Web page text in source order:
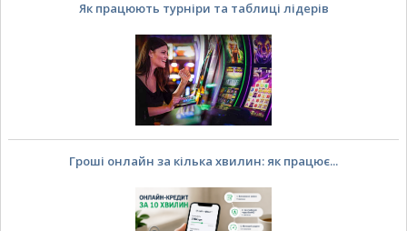
Як працюють турніри та таблиці лідерів
Гроші онлайн за кілька хвилин: як працює...